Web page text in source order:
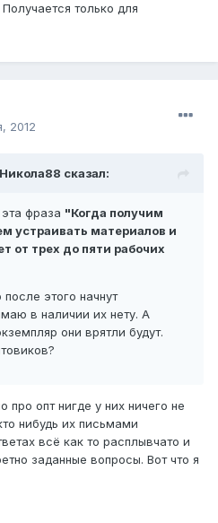
только для
2012
сказал:
фраза "Когда получим
устраивать материалов и
от трех до пяти рабочих
этого начнут
в наличии их нету. А
они врятли будут.
опт нигде у них ничего не
нибудь их письмами
всё как то расплывчато и
заданные вопросы. Вот что я